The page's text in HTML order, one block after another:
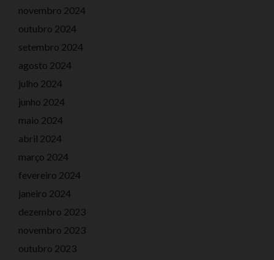
novembro 2024
outubro 2024
setembro 2024
agosto 2024
julho 2024
junho 2024
maio 2024
abril 2024
março 2024
fevereiro 2024
janeiro 2024
dezembro 2023
novembro 2023
outubro 2023